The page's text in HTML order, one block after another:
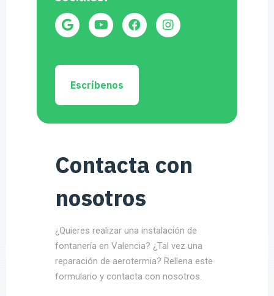
Escríbenos
Contacta con
nosotros
¿Quieres realizar una instalación de
fontanería en Valencia? ¿Tal vez una
reparación de aerotermia? Rellena este
formulario y contacta con nosotros.